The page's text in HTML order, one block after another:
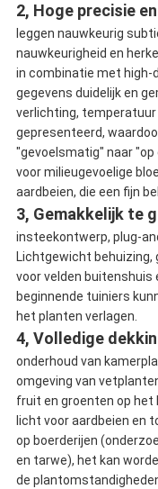
2, Hoge precisie
leggen nauwkeurig
nauwkeurigheid en
in combinatie met high-
gegevens duidelijk en
verlichting,
gepresenteerd,
"gevoelsmatig" naar
voor milieugevoelige
aardbeien, die een fijn
3, Gemakkelijk te
insteekontwerp, plug-
Lichtgewicht behuizing,
voor velden buitenshuis
beginnende tuiniers
het planten verlagen.
4, Volledige
onderhoud van
omgeving van
fruit en groenten op
licht voor aardbeien en
op boerderijen
en tarwe), het kan
de